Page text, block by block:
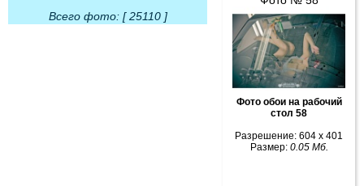
Всего фото: [ 25110 ]
Фото обои на рабочий
стол 58
Разрешение: 604 x 401
Размер: 0.05 Мб.